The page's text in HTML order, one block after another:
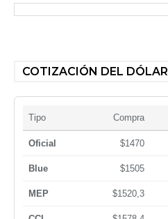
COTIZACIÓN DEL DÓLAR
Tipo Compra
Oficial $1470
Blue $1505
MEP $1520,3